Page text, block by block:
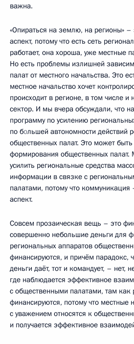
важна.
«Опираться на землю, на регионы»
аспект, потому что есть сеть
работает, она хороша, уже местные
Но есть проблемы излишней
палат от местного начальства. Это
местное начальство хочет
происходит в регионе, в том числе и
сектор. И мы вчера обсуждали, что
программу по усилению
по большей автономности действий
общественных палат. Это может
формирования общественных
усилить региональные средства
информации в связке с
палатами, потому что
аспект.
Совсем прозаическая вещь – это
совершенно небольшие деньги для
региональных аппаратов
финансируются, и причём парадокс,
деньги даёт, тот и командует, – нет,
где наблюдается эффективное
с общественными палатами, там как
финансируются, потому что местные
с уважением относятся к
и получается эффективное